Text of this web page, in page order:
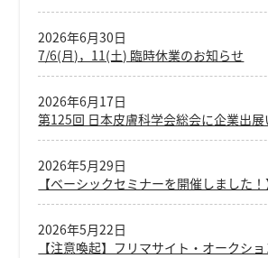
7/6(月)，11(土) 臨時休業のお知らせ
2026年6月30日
第125回 日本皮膚科学会総会に企業出展
2026年6月17日
【ベーシックセミナーを開催しました！
2026年5月29日
【注意喚起】フリマサイト・オークシ
2026年5月22日